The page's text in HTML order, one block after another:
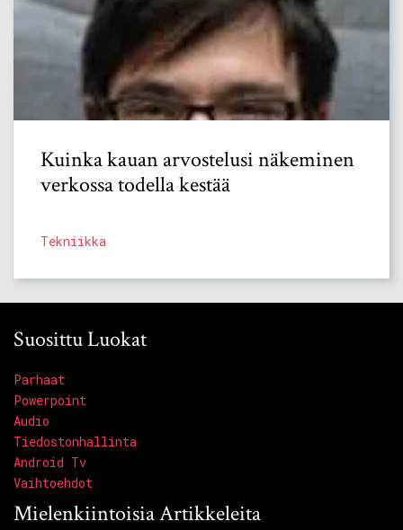
Kuinka kauan arvostelusi näkeminen
verkossa todella kestää
Tekniikka
Suosittu Luokat
Parhaat
Powerpoint
Audio
Tiedostonhallinta
Android Tv
Vaihtoehdot
Mielenkiintoisia Artikkeleita